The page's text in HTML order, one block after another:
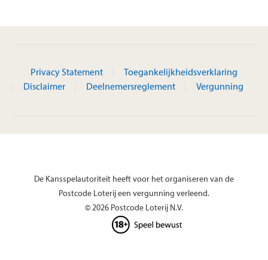
Privacy Statement
Toegankelijkheidsverklaring
Disclaimer
Deelnemersreglement Vergunning
De Kansspelautoriteit heeft voor het organiseren van de
Postcode Loterij een vergunning verleend.
© 2026 Postcode Loterij N.V.